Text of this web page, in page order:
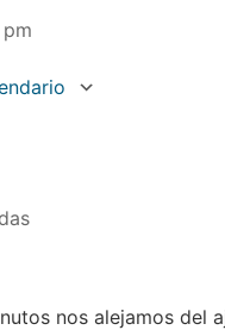
nos alejamos del